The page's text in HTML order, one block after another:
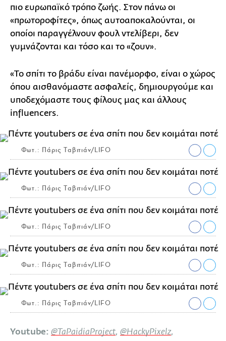
πιο ευρωπαϊκό τρόπο ζωής. Στον πάνω οι
«πρωτοροφίτες», όπως αυτοαποκαλούνται, οι
οποίοι παραγγέλνουν φουλ ντελίβερι, δεν
γυμνάζονται και τόσο και το «ζουν».
«Το σπίτι το βράδυ είναι πανέμορφο, είναι ο χώρος
όπου αισθανόμαστε ασφαλείς, δημιουργούμε και
υποδεχόμαστε τους φίλους μας και άλλους
influencers.
Φωτ.: Πάρις Ταβιτιάν/LIFO
Φωτ.: Πάρις Ταβιτιάν/LIFO
Φωτ.: Πάρις Ταβιτιάν/LIFO
Φωτ.: Πάρις Ταβιτιάν/LIFO
Φωτ.: Πάρις Ταβιτιάν/LIFO
Youtube: @TaPaidiaProject, @HackyPixelz,